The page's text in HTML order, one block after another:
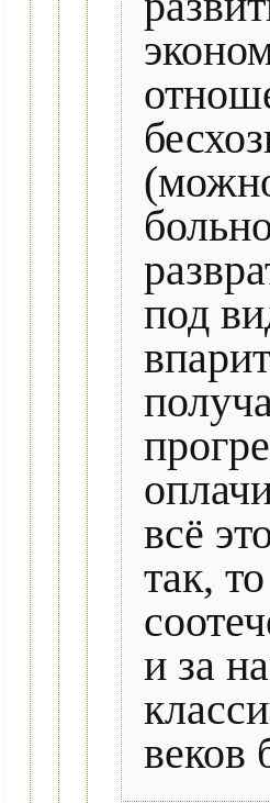
под
всё
так,
и за
веков